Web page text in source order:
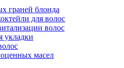
граней блонда
для волос
волос
укладки
масел